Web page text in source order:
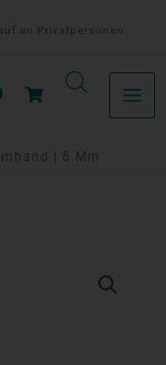
an Privatpersonen.
| 6 Mm